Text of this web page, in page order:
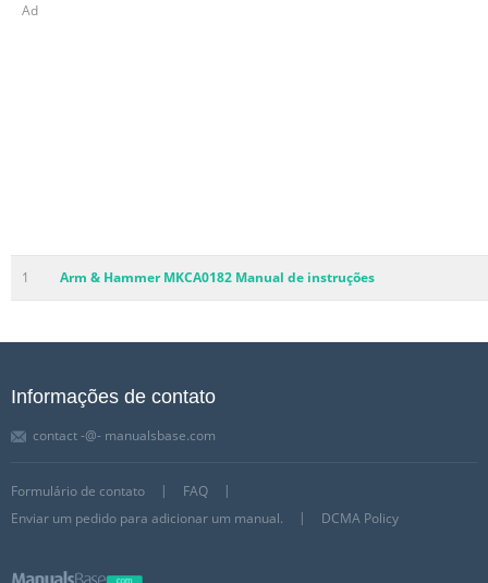
Ad
1 Arm & Hammer MKCA0182 Manual de instruções
Informações de contato
contact -@- manualsbase.com
Formulário de contato
FAQ
Enviar um pedido para adicionar um manual.
DCMA Policy